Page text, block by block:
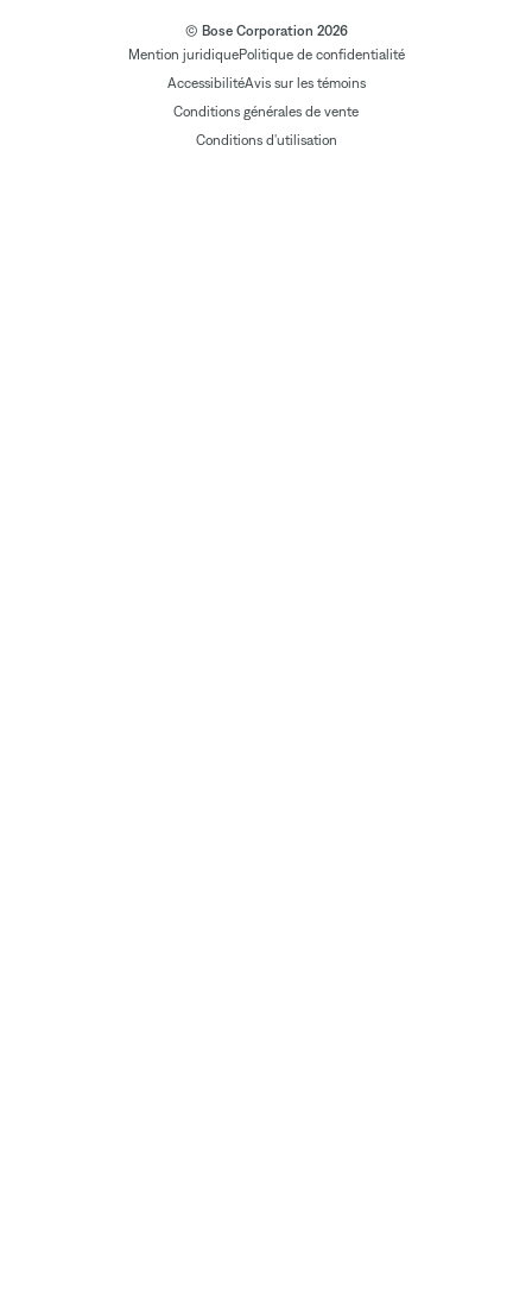
© Bose Corporation 2026
Mention juridiquePolitique de confidentialité
AccessibilitéAvis sur les témoins
Conditions générales de vente
Conditions d'utilisation